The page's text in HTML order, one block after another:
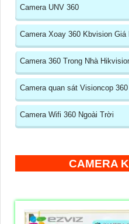
Camera UNV 360
Camera Xoay 360 Kbvision Giá
Camera 360 Trong Nhà
Camera quan sát Visioncop
Camera Wifi 360 Ngoài Trời
CAMERA